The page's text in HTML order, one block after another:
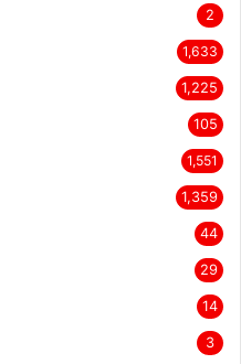
2
1,633
1,225
105
1,551
1,359
44
29
14
3